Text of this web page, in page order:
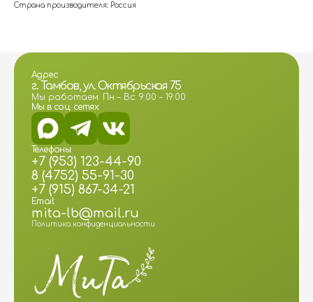
Страна производителя: Россия
Адрес:
г. Тамбов, ул. Октябрьская 75
Мы работаем: Пн – Вс: 9:00 – 19:00
Мы в соц. сетях:
Телефоны:
+7 (953) 123-44-90
8 (4752) 55-91-30
+7 (915) 867-34-21
Email:
mita-lb@mail.ru
Политика конфиденциальности